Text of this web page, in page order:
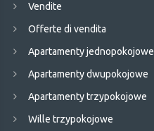
Vendite
Offerte di vendita
Apartamenty jednopokojowe
Apartamenty dwupokojowe
Apartamenty trzypokojowe
Wille trzypokojowe